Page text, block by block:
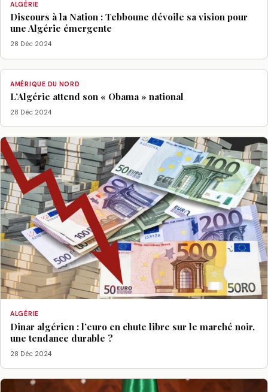
ALGÉRIE
Discours à la Nation : Tebboune dévoile sa vision pour
une Algérie émergente
28 Déc 2024
AMÉRIQUE DU NORD
L’Algérie attend son « Obama » national
28 Déc 2024
ALGÉRIE
Dinar algérien : l’euro en chute libre sur le marché noir,
une tendance durable ?
28 Déc 2024